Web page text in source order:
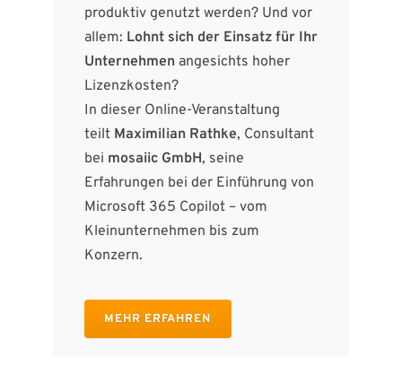
produktiv genutzt werden? Und vor
allem: Lohnt sich der Einsatz für Ihr
Unternehmen angesichts hoher
Lizenzkosten?
In dieser Online-Veranstaltung
teilt Maximilian Rathke, Consultant
bei mosaiic GmbH, seine
Erfahrungen bei der Einführung von
Microsoft 365 Copilot – vom
Kleinunternehmen bis zum
Konzern.
MEHR ERFAHREN